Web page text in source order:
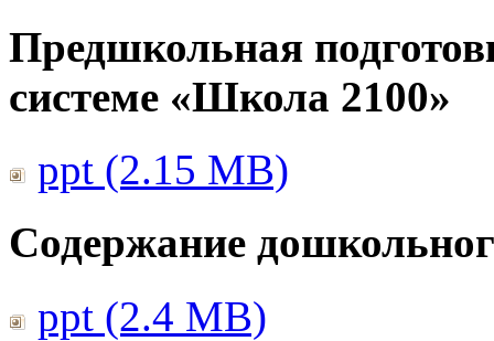
Предшкольная
системе «Школа 2100»
ppt (2.15 MB)
Содержание
ppt (2.4 MB)